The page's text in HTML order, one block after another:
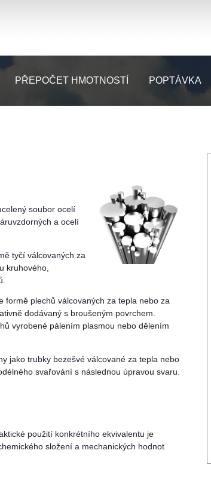
PŘEPOČET HMOTNOSTÍ POPTÁVKA
soubor ocelí
a ocelí
tyčí válcovaných za
kruhového,
formě plechů válcovaných za tepla nebo za
dodávaný s broušeným povrchem.
vyrobené pálením plasmou nebo dělením
jako trubky bezešvé válcované za tepla nebo
svařování s následnou úpravou svaru.
použití konkrétního ekvivalentu je
složení a mechanických hodnot